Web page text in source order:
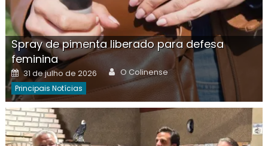
Spray de pimenta liberado para defesa
feminina
Posted
on
31 de julho de 2026 Author
O Colinense
Principais Notícias